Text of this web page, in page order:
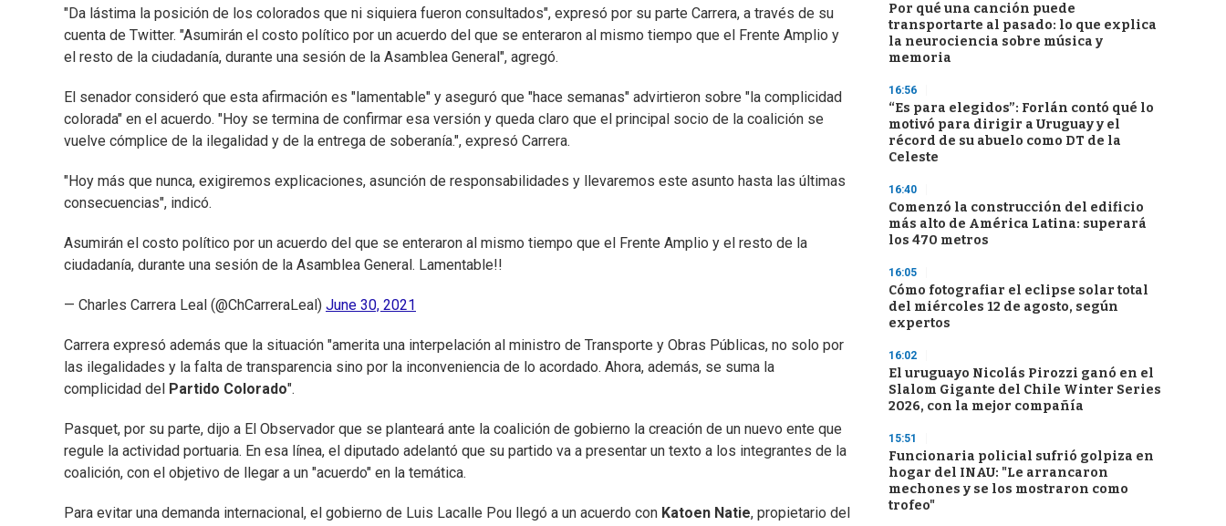
"Da lástima la posición de los colorados que ni siquiera fueron consultados", expresó por su parte Carrera, a través de su
cuenta de Twitter. "Asumirán el costo político por un acuerdo del que se enteraron al mismo tiempo que el Frente Amplio y
el resto de la ciudadanía, durante una sesión de la Asamblea General", agregó.
El senador consideró que esta afirmación es "lamentable" y aseguró que "hace semanas" advirtieron sobre "la complicidad
colorada" en el acuerdo. "Hoy se termina de confirmar esa versión y queda claro que el principal socio de la coalición se
vuelve cómplice de la ilegalidad y de la entrega de soberanía.", expresó Carrera.
"Hoy más que nunca, exigiremos explicaciones, asunción de responsabilidades y llevaremos este asunto hasta las últimas
consecuencias", indicó.
Asumirán el costo político por un acuerdo del que se enteraron al mismo tiempo que el Frente Amplio y el resto de la
ciudadanía, durante una sesión de la Asamblea General. Lamentable!!
— Charles Carrera Leal (@ChCarreraLeal) June 30, 2021
Carrera expresó además que la situación "amerita una interpelación al ministro de Transporte y Obras Públicas, no solo por
las ilegalidades y la falta de transparencia sino por la inconveniencia de lo acordado. Ahora, además, se suma la
complicidad del
Partido Colorado".
Pasquet, por su parte, dijo a El Observador que se planteará ante la coalición de gobierno la creación de un nuevo ente que
regule la actividad portuaria. En esa línea, el diputado adelantó que su partido va a presentar un texto a los integrantes de la
coalición, con el objetivo de llegar a un "acuerdo" en la temática.
Para evitar una demanda internacional, el gobierno de Luis Lacalle Pou llegó a un acuerdo con Katoen Natie, propietario del
Por qué una canción puede
transportarte al pasado: lo que explica
la neurociencia sobre música y
memoria
16:56
“Es para elegidos”: Forlán contó qué lo
motivó para dirigir a Uruguay y el
récord de su abuelo como DT de la
Celeste
16:40
Comenzó la construcción del edificio
más alto de América Latina: superará
los 470 metros
16:05
Cómo fotografiar el eclipse solar total
del miércoles 12 de agosto, según
expertos
16:02
El uruguayo Nicolás Pirozzi ganó en el
Slalom Gigante del Chile Winter Series
2026, con la mejor compañía
15:51
Funcionaria policial sufrió golpiza en
hogar del INAU: "Le arrancaron
mechones y se los mostraron como
trofeo"